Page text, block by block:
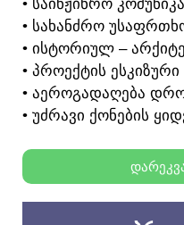
• ᲡᲐᲘᲜᲟᲘᲜᲠᲝ
• ᲡᲐᲮᲐᲜᲫᲠᲝ
• ᲘᲡᲢᲝᲠᲘᲣᲚ –
• ᲞᲠᲝᲔᲥᲢᲘᲡ ᲔᲡᲙᲘᲖᲣᲠᲘ
• ᲐᲔᲠᲝᲒᲐᲓᲐᲦᲔᲑᲐ
• ᲣᲫᲠᲐᲕᲘ ᲥᲝᲜᲔᲑᲘᲡ